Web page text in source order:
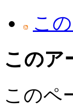
こ
このア
このペ